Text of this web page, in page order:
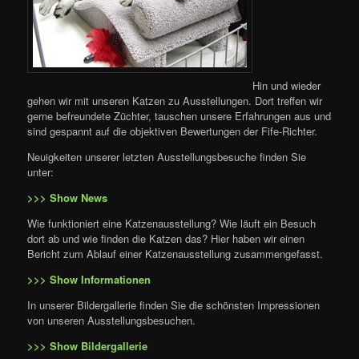
Hin und wieder
gehen wir mit unseren Katzen zu Ausstellungen. Dort treffen wir
gerne befreundete Züchter, tauschen unsere Erfahrungen aus und
sind gespannt auf die objektiven Bewertungen der Fife-Richter.
Neuigkeiten unserer letzten Ausstellungsbesuche finden Sie
unter:
>>> Show News
Wie funktioniert eine Katzenausstellung? Wie läuft ein Besuch
dort ab und wie finden die Katzen das? Hier haben wir einen
Bericht zum Ablauf einer Katzenausstellung zusammengefasst.
>>> Show Informationen
In unserer Bildergallerie finden Sie die schönsten Impressionen
von unseren Ausstellungsbesuchen.
>>> Show Bildergallerie